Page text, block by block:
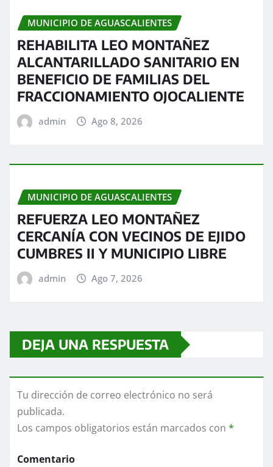
MUNICIPIO DE AGUASCALIENTES
REHABILITA LEO MONTAÑEZ
ALCANTARILLADO SANITARIO EN
BENEFICIO DE FAMILIAS DEL
FRACCIONAMIENTO OJOCALIENTE
admin Ago 8, 2026
MUNICIPIO DE AGUASCALIENTES
REFUERZA LEO MONTAÑEZ
CERCANÍA CON VECINOS DE EJIDO
CUMBRES II Y MUNICIPIO LIBRE
admin Ago 7, 2026
DEJA UNA RESPUESTA
Tu dirección de correo electrónico no será
publicada.
Los campos obligatorios están marcados con *
Comentario